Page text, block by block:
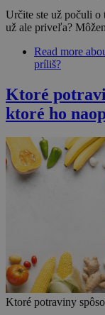
Určite ste už počuli
už ale priveľa?
Read more
príliš?
Ktoré
ktoré ho
Ktoré potraviny